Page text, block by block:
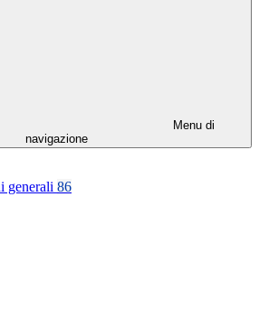
Menu di
navigazione
generali 86